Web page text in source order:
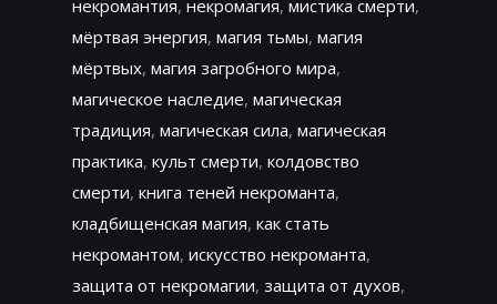
некромантия, некромагия, мистика смерти,
мёртвая энергия, магия тьмы, магия
мёртвых, магия загробного мира,
магическое наследие, магическая
традиция, магическая сила, магическая
практика, культ смерти, колдовство
смерти, книга теней некроманта,
кладбищенская магия, как стать
некромантом, искусство некроманта,
защита от некромагии, защита от духов,